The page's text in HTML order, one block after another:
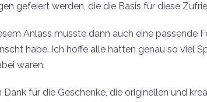
gefeiert werden, die die Basis für diese
Anlass musste dann auch eine passende
habe. Ich hoffe alle hatten genau so viel
waren.
Dank für die Geschenke, die originellen und